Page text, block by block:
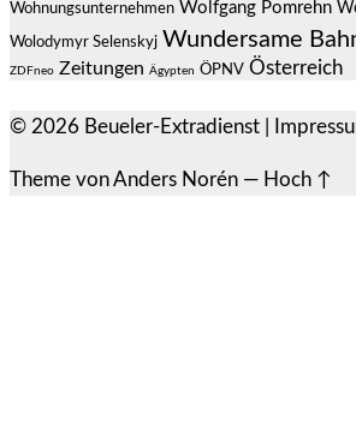
Wohnungsunternehmen Wolfgang Pomrehn
Wolodymyr Selenskyj Wundersame
ZDFneo Zeitungen Ägypten ÖPNV Österreich
© 2026 Beueler-Extradienst
Theme vonAnders Norén — Hoch ↑